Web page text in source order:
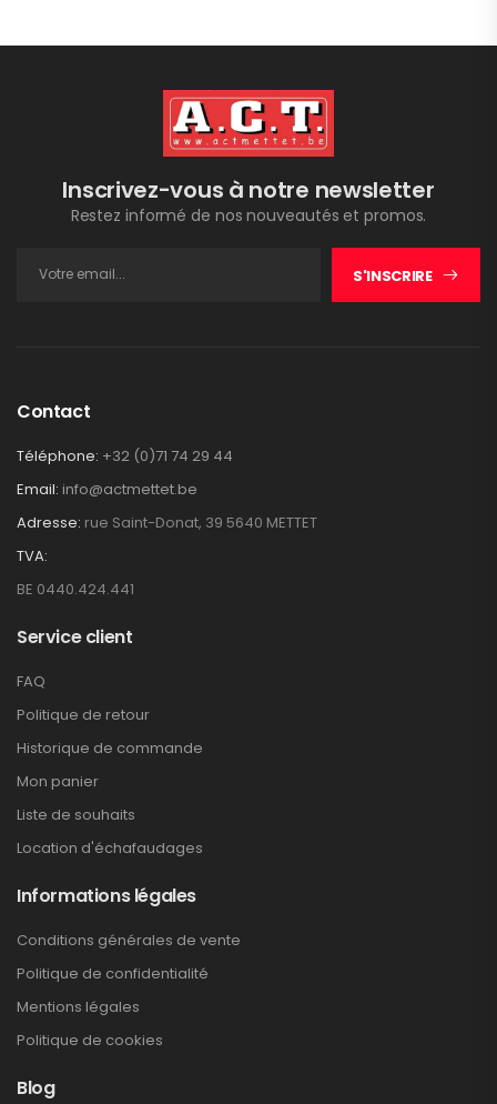
Inscrivez-vous à notre newsletter
Restez informé de nos nouveautés et promos.
S'INSCRIRE
Contact
Téléphone: +32 (0)71 74 29 44
Email: info@actmettet.be
Adresse: rue Saint-Donat, 39 5640 METTET
TVA:
BE 0440.424.441
Service client
FAQ
Politique de retour
Historique de commande
Mon panier
Liste de souhaits
Location d'échafaudages
Informations légales
Conditions générales de vente
Politique de confidentialité
Mentions légales
Politique de cookies
Blog